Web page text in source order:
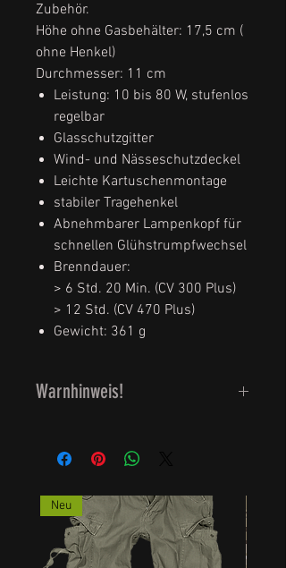
Zubehör.
Höhe ohne Gasbehälter: 17,5 cm (
ohne Henkel)
Durchmesser: 11 cm
Leistung: 10 bis 80 W, stufenlos
regelbar
Glasschutzgitter
Wind- und Nässeschutzdeckel
Leichte Kartuschenmontage
stabiler Tragehenkel
Abnehmbarer Lampenkopf für
schnellen Glühstrumpfwechsel
Brenndauer:
> 6 Std. 20 Min. (CV 300 Plus)
> 12 Std. (CV 470 Plus)
Gewicht: 361 g
Warnhinweis!
entzündliches Gas.
die Gebrauchsanweisung lesen.
Die unsachgemäße
Inbetriebnahme kann Schaden an
Leib und Leben verursachen.
Neu